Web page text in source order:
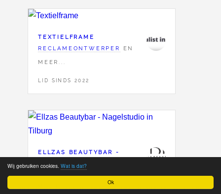
Ok
Wij gebruiken cookies. Wat is dat?
TEXTIELFRAME
RECLAMEONTWERPER
EN
MEER...
LID SINDS 2022
ELLZAS BEAUTYBAR -